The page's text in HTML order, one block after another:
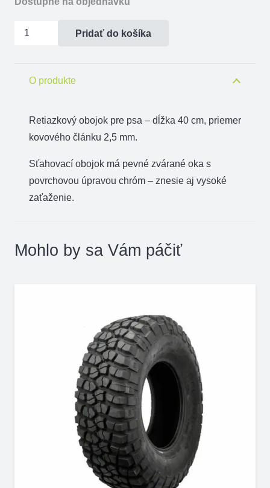
množstvo
jednoradový,
Pridať do košíka
O produkte
Retiazkový obojok pre psa – dĺžka 40 cm, priemer
kovového článku 2,5 mm.
Sťahovací obojok má pevné zvárané oka s
povrchovou úpravou chróm – znesie aj vysoké
zaťaženie.
Mohlo by sa Vám páčiť